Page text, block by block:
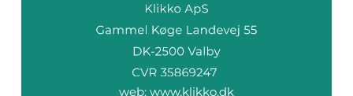
web: www.klikko.dk